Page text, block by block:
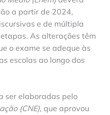
a partir de 2024,
e de múltipla
As alterações têm
o exame se adeque às
escolas ao longo dos
ser elaboradas pelo
(CNE), que aprovou